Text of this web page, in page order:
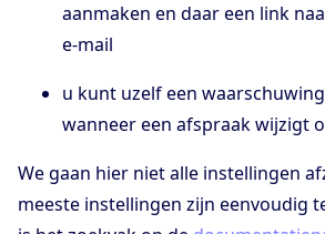
aanmaken en daar een link
e-mail
u kunt uzelf een
wanneer een afspraak wijzigt
We gaan hier niet alle instellingen
meeste instellingen zijn eenvoudig